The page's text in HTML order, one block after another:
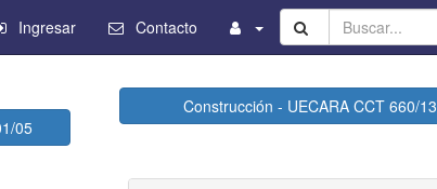
Buscar...
Ingresar Contacto
05
Construcción - UECARA CCT 660/13